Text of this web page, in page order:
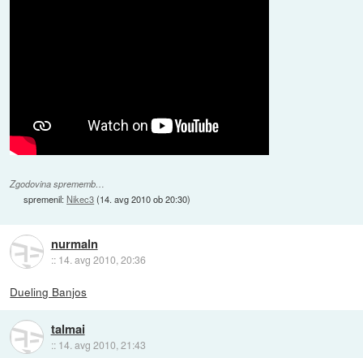
Zgodovina sprememb…
spremenil:Nikec3(14. avg 2010 ob 20:30)
nurmaln
:: 14. avg 2010, 20:36
Dueling Banjos
talmai
:: 14. avg 2010, 21:43